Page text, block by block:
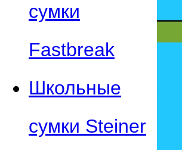
сумки
Fastbreak
Школьные
сумки Steiner